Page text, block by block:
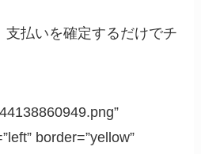
支払いを確定するだけでチ
border=”yellow”